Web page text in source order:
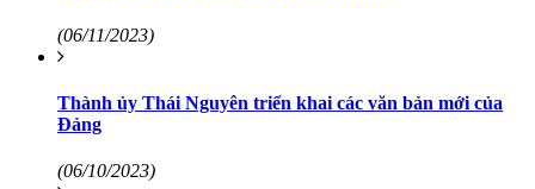
(06/11/2023)
Thành ủy Thái Nguyên triển khai các văn bản mới của
Đảng
(06/10/2023)